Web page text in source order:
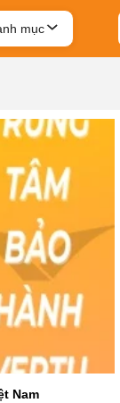
mục
Nam